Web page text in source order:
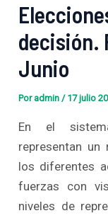
decisión.
Junio
Por admin/ 17 julio
En el
representan
los diferentes
fuerzas con
niveles de